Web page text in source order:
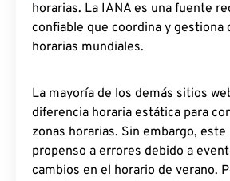
horarias. La IANA es una fuente
confiable que coordina y gestiona
horarias mundiales.
La mayoría de los demás sitios
diferencia horaria estática para
zonas horarias. Sin embargo,
propenso a errores debido a
cambios en el horario de verano.